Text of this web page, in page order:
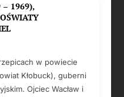
– 1969),
w powiecie
Kłobuck), guberni
Ojciec Wacław i